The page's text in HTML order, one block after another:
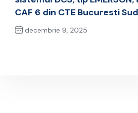
CAF 6 din CTE Bucuresti Sud
decembrie 9, 2025